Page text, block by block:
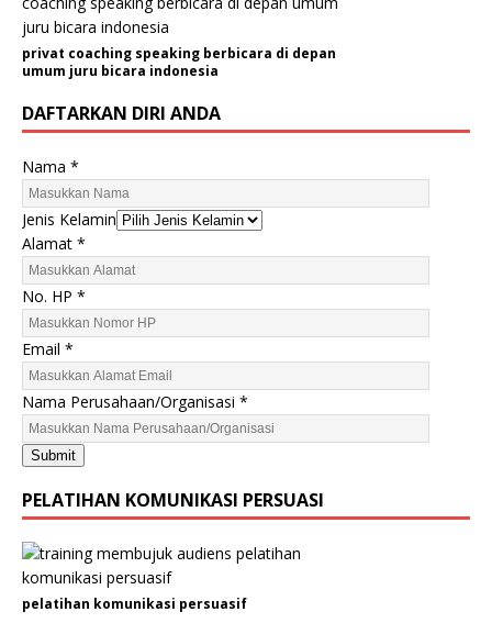
privat coaching speaking berbicara di depan
umum juru bicara indonesia
DAFTARKAN DIRI ANDA
Nama *
Jenis Kelamin
N
o
.
P
e
r
u
s
a
h
a
/
O
r
Alamat *
No. HP *
Email *
Nama Perusahaan/Organisasi *
Submit
PELATIHAN KOMUNIKASI PERSUASI
pelatihan komunikasi persuasif